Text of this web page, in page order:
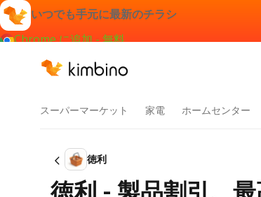
いつでも手元に最新のチラシ
Chrome に追加 - 無料
スーパーマーケット 家電 ホームセンター
徳利